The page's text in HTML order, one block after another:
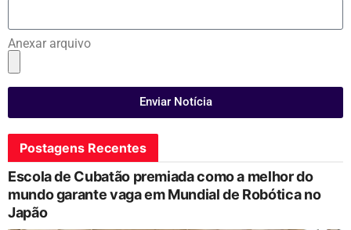
Anexar arquivo
Enviar Notícia
Postagens Recentes
Escola de Cubatão premiada como a melhor do
mundo garante vaga em Mundial de Robótica no
Japão